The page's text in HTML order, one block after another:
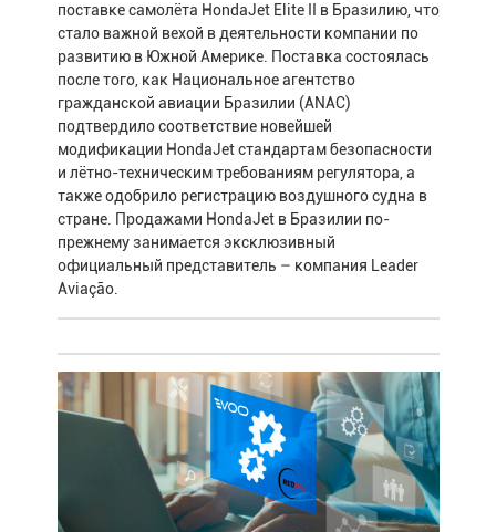
поставке самолёта HondaJet Elite II в Бразилию, что
стало важной вехой в деятельности компании по
развитию в Южной Америке. Поставка состоялась
после того, как Национальное агентство
гражданской авиации Бразилии (ANAC)
подтвердило соответствие новейшей
модификации HondaJet стандартам безопасности
и лётно-техническим требованиям регулятора, а
также одобрило регистрацию воздушного судна в
стране. Продажами HondaJet в Бразилии по-
прежнему занимается эксклюзивный
официальный представитель – компания Leader
Aviação.